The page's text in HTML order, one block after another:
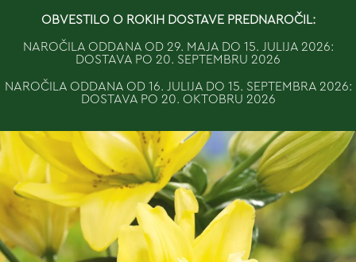
OBVESTILO O ROKIH DOSTAVE PREDNAROČIL:
NAROČILA ODDANA OD 29. MAJA DO 15. JULIJA 2026:
DOSTAVA PO 20. SEPTEMBRU 2026
NAROČILA ODDANA OD 16. JULIJA DO 15. SEPTEMBRA 2026:
DOSTAVA PO 20. OKTOBRU 2026